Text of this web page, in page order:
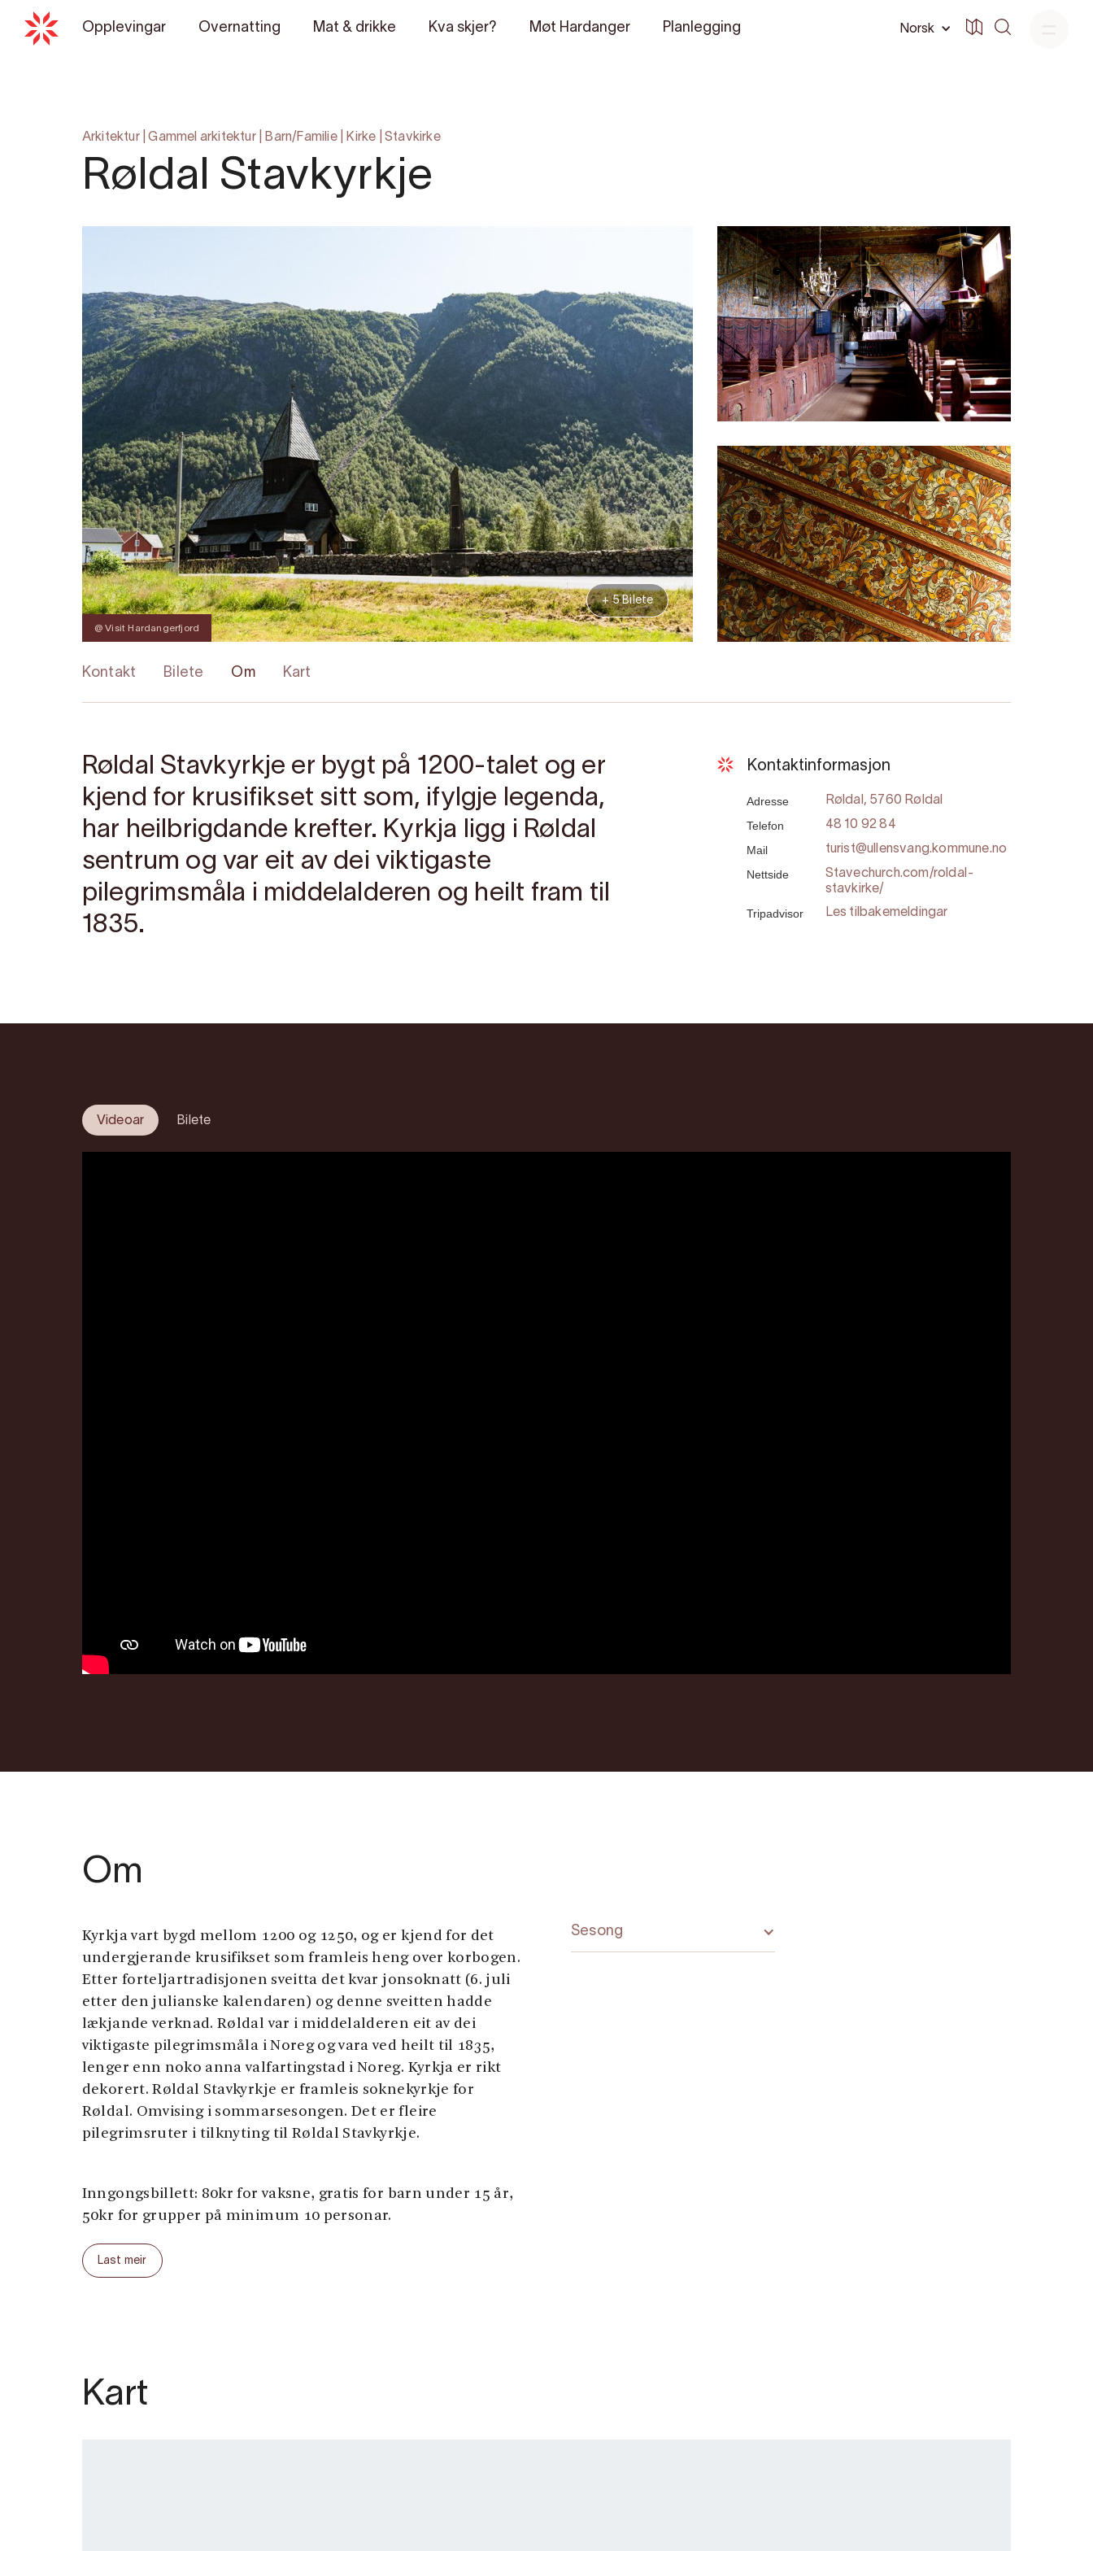
Norsk
Opplevingar Overnatting Mat & drikke Kva skjer? Møt Hardanger Planlegging
Arkitektur|Gammel arkitektur| Barn/Familie| Kirke |Stavkirke
Røldal Stavkyrkje
@ Visit Hardangerfjord
+ 5 Bilete
Kontakt Bilete Om Kart
Røldal Stavkyrkje er bygt på 1200-talet og er
kjend for krusifikset sitt som, ifylgje legenda,
har heilbrigdande krefter. Kyrkja ligg i Røldal
sentrum og var eit av dei viktigaste
pilegrimsmåla i middelalderen og heilt fram til
1835.
Kontaktinformasjon
Adresse Røldal, 5760 Røldal
Telefon 48 10 92 84
Mail turist@ullensvang.kommune.no
Nettside
Stavechurch.com/roldal-
stavkirke/
Tripadvisor Les tilbakemeldingar
Videoar Bilete
Om
Kyrkja vart bygd mellom 1200 og 1250, og er kjend for det
undergjerande krusifikset som framleis heng over korbogen.
Etter forteljartradisjonen sveitta det kvar jonsoknatt (6. juli
etter den julianske kalendaren) og denne sveitten hadde
lækjande verknad. Røldal var i middelalderen eit av dei
viktigaste pilegrimsmåla i Noreg og vara ved heilt til 1835,
lenger enn noko anna valfartingstad i Noreg. Kyrkja er rikt
dekorert. Røldal Stavkyrkje er framleis soknekyrkje for
Røldal. Omvising i sommarsesongen. Det er fleire
pilegrimsruter i tilknyting til Røldal Stavkyrkje.
Inngongsbillett: 80kr for vaksne, gratis for barn under 15 år,
50kr for grupper på minimum 10 personar.
Opningstider 2024:
9 - 10.juni: 10-16
Last meir
Sesong
Kart